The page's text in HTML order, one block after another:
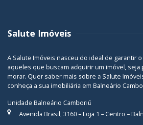
Salute Imóveis
A Salute Imóveis nasceu do ideal de garantir
aqueles que buscam adquirir um imóvel, seja
morar. Quer saber mais sobre a Salute
conheça a sua imobiliária em Balneário
Unidade Balneário Camboriú
Avenida Brasil, 3160 – Loja 1 – Centro –